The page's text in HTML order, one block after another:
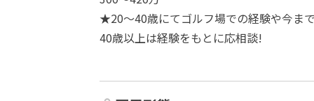
★20～40歳にてゴルフ場での経験や今ま
40歳以上は経験をもとに応相談!